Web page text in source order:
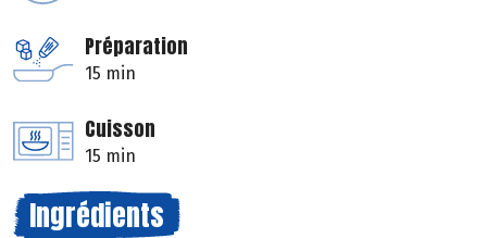
Préparation
15 min
Cuisson
15 min
Ingrédients